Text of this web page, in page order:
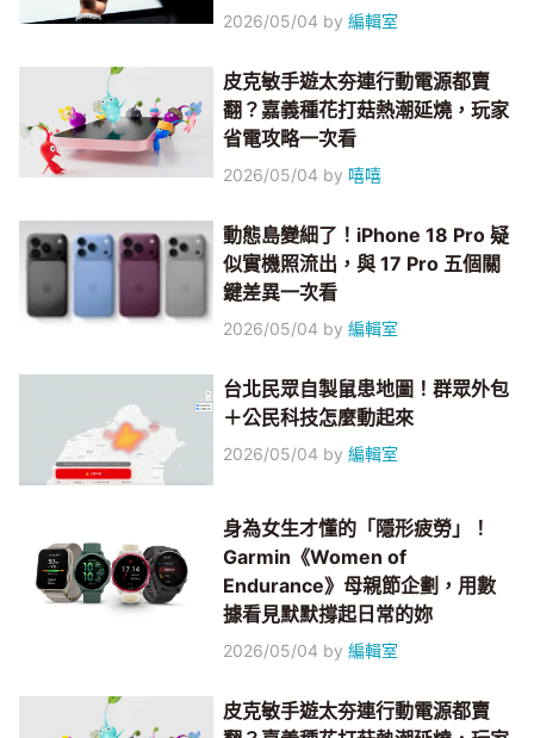
2026/05/04 by編輯室
皮克敏手遊太夯連行動電源都賣
翻？嘉義種花打菇熱潮延燒，玩家
省電攻略一次看
2026/05/04 by 嘻嘻
動態島變細了！iPhone 18 Pro 疑
似實機照流出，與 17 Pro 五個關
鍵差異一次看
2026/05/04 by編輯室
台北民眾自製鼠患地圖！群眾外包
＋公民科技怎麼動起來
2026/05/04 by編輯室
身為女生才懂的「隱形疲勞」！
Garmin《Women of
Endurance》母親節企劃，用數
據看見默默撐起日常的妳
2026/05/04 by編輯室
皮克敏手遊太夯連行動電源都賣